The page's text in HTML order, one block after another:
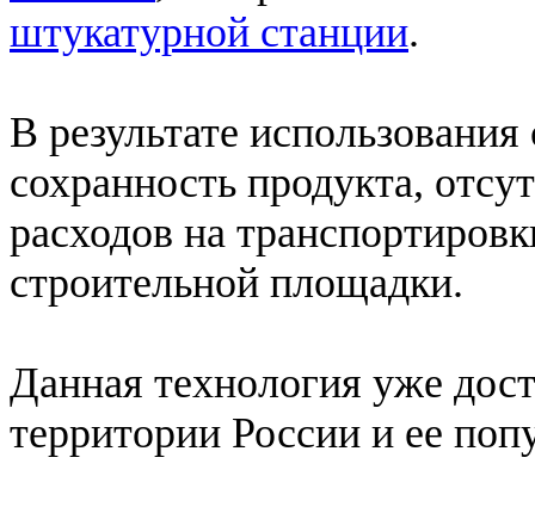
штукатурной станции.
В результате
сохранность продукта,
расходов на
строительной площадки.
Данная технология уже
территории России и ее